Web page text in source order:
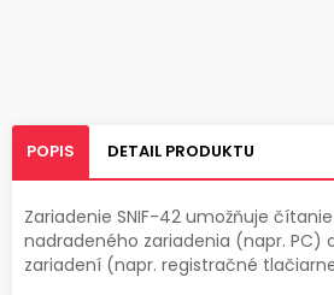
POPIS DETAIL PRODUKTU
Zariadenie SNIF-42 umožňuje
nadradeného zariadenia (napr. PC)
zariadení (napr. registračné